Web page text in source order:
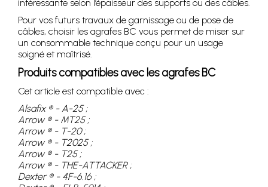
intéressante selon l’épaisseur des supports ou des câbles.
Pour vos futurs travaux de garnissage ou de pose de
câbles, choisir les agrafes BC vous permet de miser sur
un consommable technique conçu pour un usage
soigné et maîtrisé.
Produits compatibles avec les agrafes BC
Cet article est compatible avec :
Alsafix ® - A-25 ;
Arrow ® - MT25 ;
Arrow ® - T-20 ;
Arrow ® - T2025 ;
Arrow ® - T25 ;
Arrow ® - THE-ATTACKER ;
Dexter ® - 4F-6.16 ;